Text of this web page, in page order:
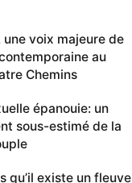
une voix majeure de
au
Chemins
épanouie: un
sous-estimé de la
qu’il existe un fleuve